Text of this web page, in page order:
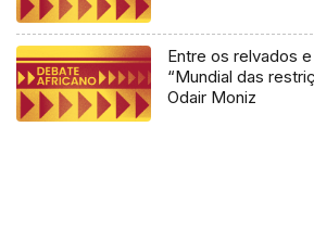
Entre os relvados
“Mundial das
Odair Moniz